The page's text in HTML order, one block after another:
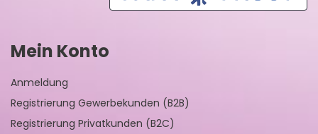
Mein Konto
Anmeldung
Registrierung Gewerbekunden (B2B)
Registrierung Privatkunden (B2C)